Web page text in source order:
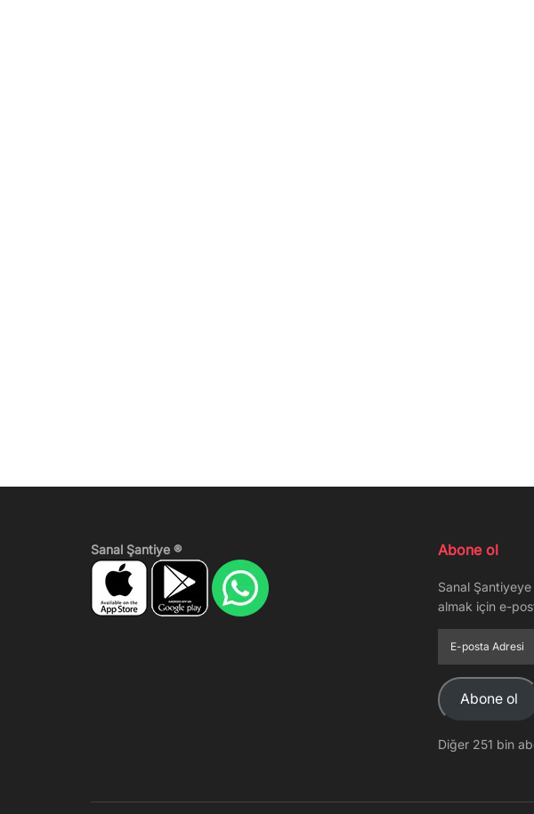
Sanal Şantiye ® Abone ol
Sanal
almak için e-
posta
Adresi
Abone ol
Diğer 251 bin